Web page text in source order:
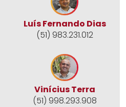
Luís Fernando Dias
(51) 983.231.012
Vinícius Terra
(51) 998.293.908